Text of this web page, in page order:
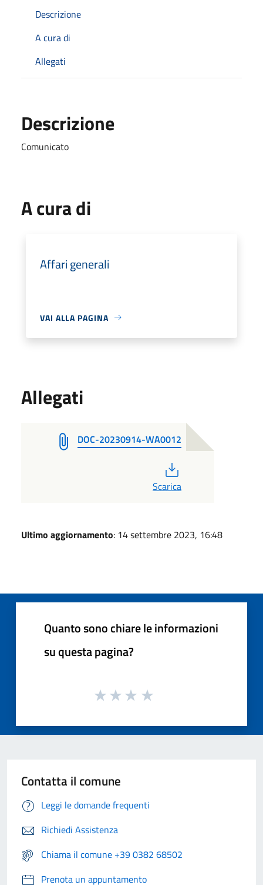
Descrizione
A cura di
Allegati
Descrizione
Comunicato
A cura di
Affari generali
VAI ALLA PAGINA
Allegati
DOC-20230914-WA0012
Scarica
Ultimo aggiornamento: 14 settembre 2023, 16:48
Quanto sono chiare le informazioni
su questa pagina?
Contatta il comune
Leggi le domande frequenti
Richiedi Assistenza
Chiama il comune +39 0382 68502
Prenota un appuntamento